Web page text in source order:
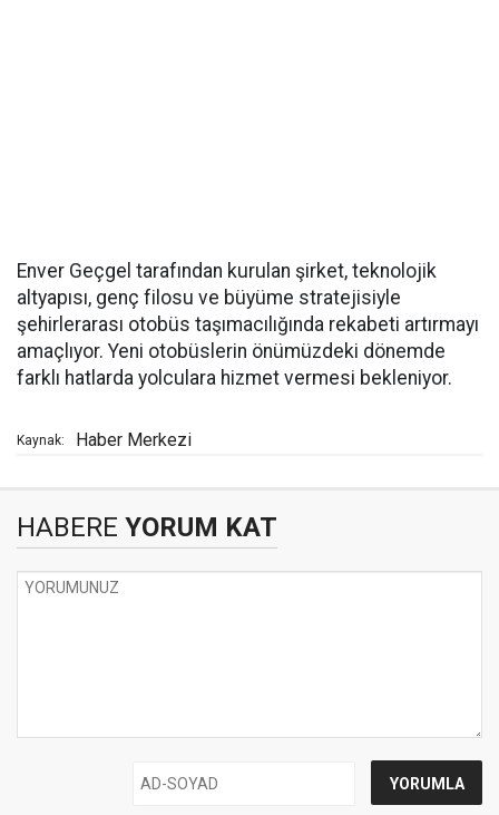
Enver Geçgel tarafından kurulan şirket, teknolojik
altyapısı, genç filosu ve büyüme stratejisiyle
şehirlerarası otobüs taşımacılığında rekabeti artırmayı
amaçlıyor. Yeni otobüslerin önümüzdeki dönemde
farklı hatlarda yolculara hizmet vermesi bekleniyor.
Kaynak: Haber Merkezi
HABERE YORUM KAT